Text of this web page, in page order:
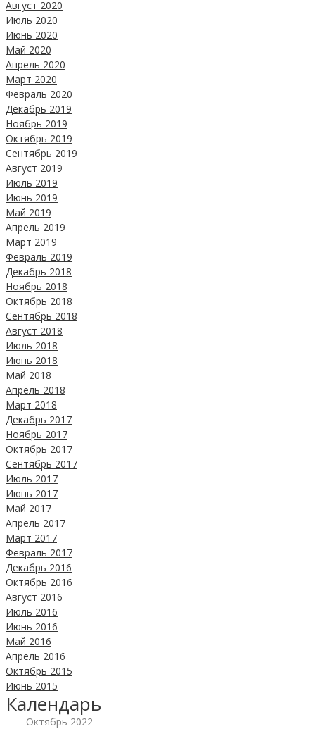
Август 2020
Июль 2020
Июнь 2020
Май 2020
Апрель 2020
Март 2020
Февраль 2020
Декабрь 2019
Ноябрь 2019
Октябрь 2019
Сентябрь 2019
Август 2019
Июль 2019
Июнь 2019
Май 2019
Апрель 2019
Март 2019
Февраль 2019
Декабрь 2018
Ноябрь 2018
Октябрь 2018
Сентябрь 2018
Август 2018
Июль 2018
Июнь 2018
Май 2018
Апрель 2018
Март 2018
Декабрь 2017
Ноябрь 2017
Октябрь 2017
Сентябрь 2017
Июль 2017
Июнь 2017
Май 2017
Апрель 2017
Март 2017
Февраль 2017
Декабрь 2016
Октябрь 2016
Август 2016
Июль 2016
Июнь 2016
Май 2016
Апрель 2016
Октябрь 2015
Июнь 2015
Календарь
Октябрь 2022